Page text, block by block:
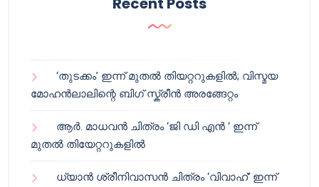
‘തുടക്കം’ ഇന്ന് മുതൽ തിയറ്ററുകളിൽ; വിസ്മയ
മോഹൻലാലിന്റെ ബിഗ് സ്ക്രീൻ അരങ്ങേറ്റം
ആർ. മാധവൻ ചിത്രം ‘ജി ഡി എൻ ‘ ഇന്ന്
മുതൽ തിയേറ്ററുകളിൽ
ധ്യാൻ ശ്രീനിവാസൻ ചിത്രം ‘വിവാഹ്’ ഇന്ന്